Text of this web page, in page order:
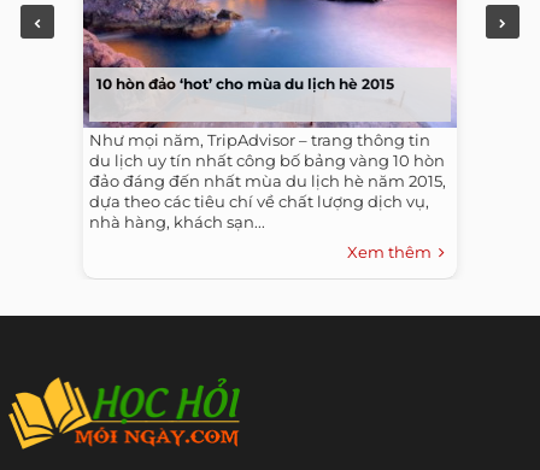
10 hòn đảo ‘hot’ cho mùa du lịch hè 2015
Như mọi năm, TripAdvisor – trang thông tin
du lịch uy tín nhất công bố bảng vàng 10 hòn
đảo đáng đến nhất mùa du lịch hè năm 2015,
dựa theo các tiêu chí về chất lượng dịch vụ,
nhà hàng, khách sạn...
Xem thêm